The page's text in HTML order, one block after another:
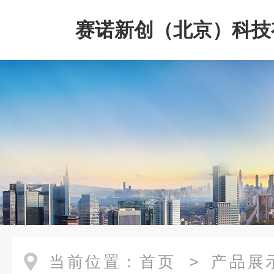
赛诺新创（北京）科
司
当前位置： 首页 > 产品展